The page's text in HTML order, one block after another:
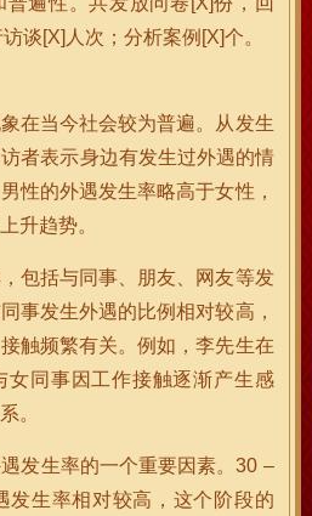
谈[X]人次；分析案例[X]个。
在当今社会较为普遍。从发生
者表示身边有发生过外遇的情
性的外遇发生率略高于女性，
升趋势。
包括与同事、朋友、网友等发
事发生外遇的比例相对较高，
触频繁有关。例如，李先生在
女同事因工作接触逐渐产生感
。
发生率的一个重要因素。30 –
发生率相对较高，这个阶段的